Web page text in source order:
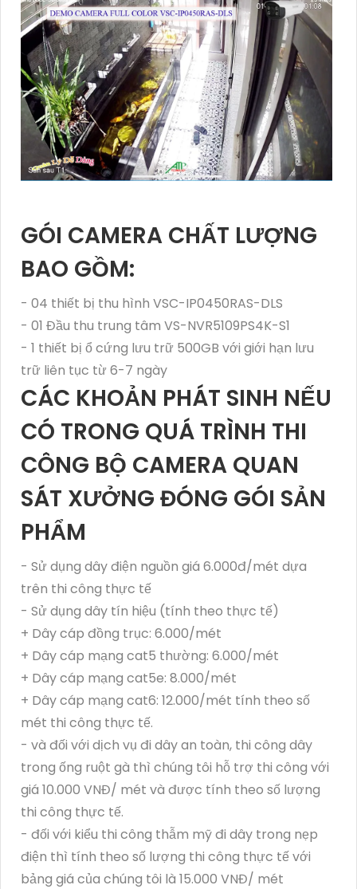
GÓI CAMERA CHẤT LƯỢNG
BAO GỒM:
- 04 thiết bị thu hình VSC-IP0450RAS-DLS
- 01 Đầu thu trung tâm VS-NVR5109PS4K-S1
- 1 thiết bị ổ cứng lưu trữ 500GB với giới hạn lưu
trữ liên tục từ 6-7 ngày
CÁC KHOẢN PHÁT SINH NẾU
CÓ TRONG QUÁ TRÌNH THI
CÔNG BỘ CAMERA QUAN
SÁT XƯỞNG ĐÓNG GÓI SẢN
PHẨM
- Sử dụng dây điện nguồn giá 6.000đ/mét dựa
trên thi công thực tế
- Sử dụng dây tín hiệu (tính theo thực tế)
+ Dây cáp đồng trục: 6.000/mét
+ Dây cáp mạng cat5 thường: 6.000/mét
+ Dây cáp mạng cat5e: 8.000/mét
+ Dây cáp mạng cat6: 12.000/mét tính theo số
mét thi công thực tế.
- và đối với dịch vụ đi dây an toàn, thi công dây
trong ống ruột gà thì chúng tôi hỗ trợ thi công với
giá 10.000 VNĐ/ mét và được tính theo số lượng
thi công thực tế.
- đối với kiểu thi công thẫm mỹ đi dây trong nẹp
điện thì tính theo số lượng thi công thực tế với
bảng giá của chúng tôi là 15.000 VNĐ/ mét